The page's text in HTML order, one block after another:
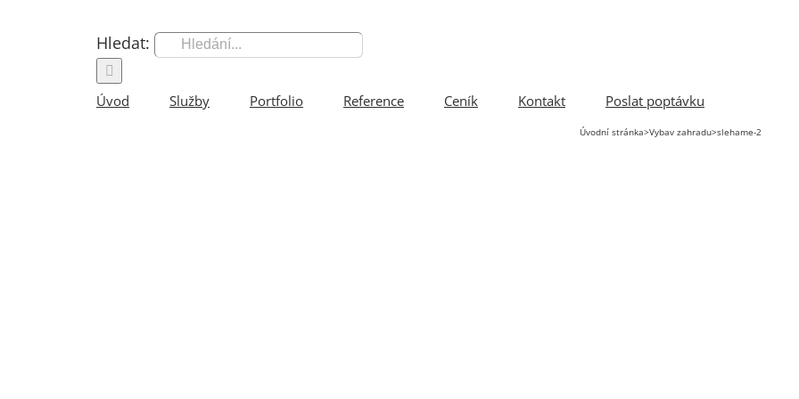
Hledat:
Úvod Služby Portfolio Reference Ceník Kontakt Poslat poptávku
Úvodní stránka>Vybav zahradu>slehame-2